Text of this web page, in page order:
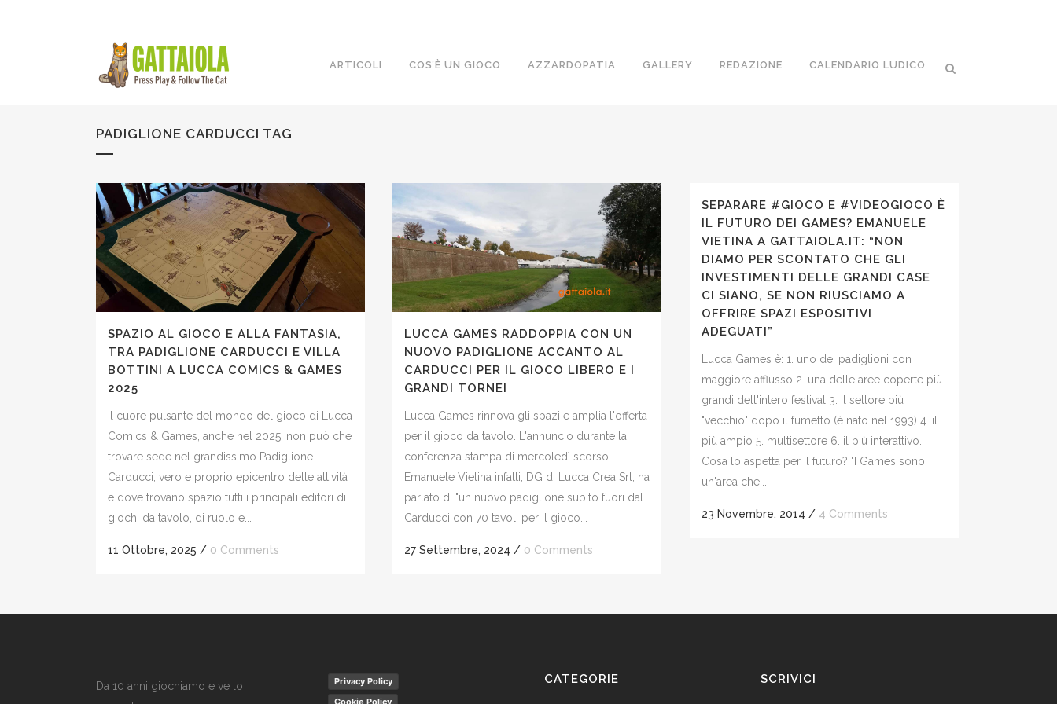
ARTICOLI COS’È UN GIOCO AZZARDOPATIA GALLERY REDAZIONE CALENDARIO LUDICO
PADIGLIONE CARDUCCI TAG
SPAZIO AL GIOCO E ALLA FANTASIA,
TRA PADIGLIONE CARDUCCI E VILLA
BOTTINI A LUCCA COMICS & GAMES
2025
Il cuore pulsante del mondo del gioco di Lucca
Comics & Games, anche nel 2025, non può che
trovare sede nel grandissimo Padiglione
Carducci, vero e proprio epicentro delle attività
e dove trovano spazio tutti i principali editori di
giochi da tavolo, di ruolo e...
11 Ottobre, 2025 / 0 Comments
LUCCA GAMES RADDOPPIA CON UN
NUOVO PADIGLIONE ACCANTO AL
CARDUCCI PER IL GIOCO LIBERO E I
GRANDI TORNEI
Lucca Games rinnova gli spazi e amplia l'offerta
per il gioco da tavolo. L'annuncio durante la
conferenza stampa di mercoledì scorso.
Emanuele Vietina infatti, DG di Lucca Crea Srl, ha
parlato di "un nuovo padiglione subito fuori dal
Carducci con 70 tavoli per il gioco...
27 Settembre, 2024 / 0 Comments
SEPARARE #GIOCO E #VIDEOGIOCO È
IL FUTURO DEI GAMES? EMANUELE
VIETINA A GATTAIOLA.IT: “NON
DIAMO PER SCONTATO CHE GLI
INVESTIMENTI DELLE GRANDI CASE
CI SIANO, SE NON RIUSCIAMO A
OFFRIRE SPAZI ESPOSITIVI
ADEGUATI”
Lucca Games è: 1. uno dei padiglioni con
maggiore afflusso 2. una delle aree coperte più
grandi dell'intero festival 3. il settore più
"vecchio" dopo il fumetto (è nato nel 1993) 4. il
più ampio 5. multisettore 6. il più interattivo.
Cosa lo aspetta per il futuro? "I Games sono
un'area che...
23 Novembre, 2014 / 4 Comments
Da 10 anni giochiamo e ve lo
Privacy Policy
Cookie Policy
CATEGORIE SCRIVICI